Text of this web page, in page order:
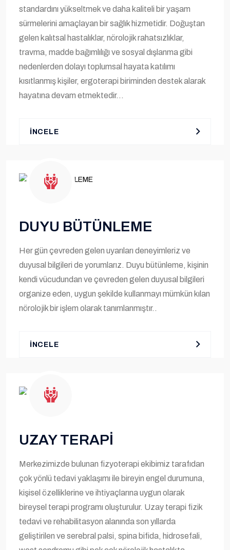
standardını yükseltmek ve daha kaliteli bir yaşam
sürmelerini amaçlayan bir sağlık hizmetidir. Doğuştan
gelen kalıtsal hastalıklar, nörolojik rahatsızlıklar,
travma, madde bağımlılığı ve sosyal dışlanma gibi
nedenlerden dolayı toplumsal hayata katılımı
kısıtlanmış kişiler, ergoterapi biriminden destek alarak
hayatına devam etmektedir...
İNCELE
DUYU BÜTÜNLEME
Her gün çevreden gelen uyarıları deneyimleriz ve
duyusal bilgileri de yorumlarız. Duyu bütünleme, kişinin
kendi vücudundan ve çevreden gelen duyusal bilgileri
organize eden, uygun şekilde kullanmayı mümkün kılan
nörolojik bir işlem olarak tanımlanmıştır..
İNCELE
UZAY TERAPİ
Merkezimizde bulunan fizyoterapi ekibimiz tarafıdan
çok yönlü tedavi yaklaşımı ile bireyin engel durumuna,
kişisel özelliklerine ve ihtiyaçlarına uygun olarak
bireysel terapi programı oluşturulur. Uzay terapi fizik
tedavi ve rehabilitasyon alanında son yıllarda
geliştirilen ve serebral palsi, spina bifida, hidrosefali,